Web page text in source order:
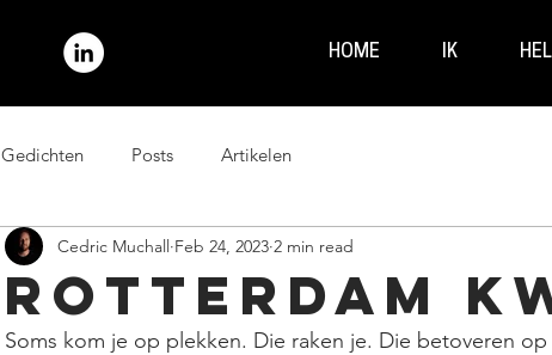
HOME IK
Gedichten Posts Artikelen
Rotterdam
Cedric Muchall Feb 24, 2023 2 min read
Soms kom je op plekken. Die raken je. Die betoveren